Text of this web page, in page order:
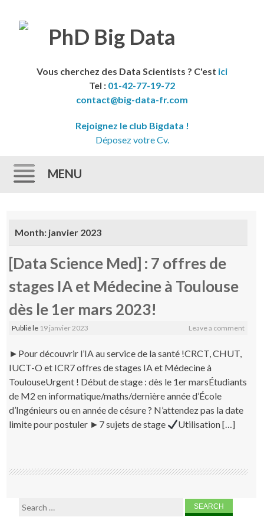
Vous cherchez des Data Scientists ? C'est ici
Tel : 01-42-77-19-72
contact@big-data-fr.com
Rejoignez le club Bigdata !
Déposez votre Cv.
MENU
Month: janvier 2023
[Data Science Med] : 7 offres de
stages IA et Médecine à Toulouse
dès le 1er mars 2023!
Publié le 19 janvier 2023 Leave a comment
►Pour découvrir l’IA au service de la santé !CRCT, CHUT,
IUCT-O et ICR7 offres de stages IA et Médecine à
ToulouseUrgent ! Début de stage : dès le 1er marsÉtudiants
de M2 en informatique/maths/dernière année d’École
d’Ingénieurs ou en année de césure ? N’attendez pas la date
limite pour postuler ►7 sujets de stage
Utilisation […]
Search for: